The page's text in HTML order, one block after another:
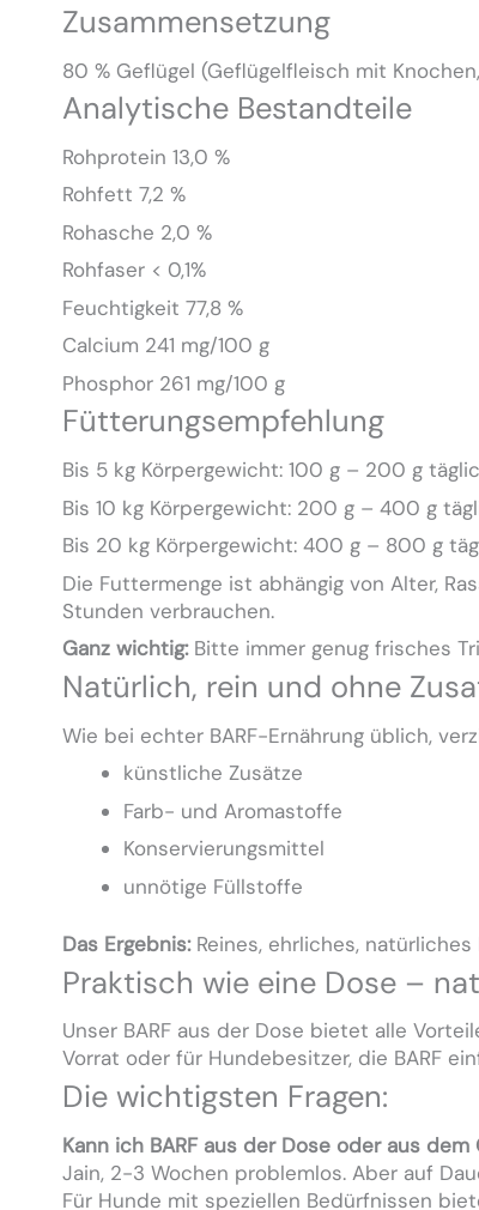
Zusammensetzung
80 % Geflügel (Geflügelfleisch mit
Analytische Bestandteile
Rohprotein 13,0 %
Rohfett 7,2 %
Rohasche 2,0 %
Rohfaser < 0,1%
Feuchtigkeit 77,8 %
Calcium 241 mg/100 g
Phosphor 261 mg/100 g
Fütterungsempfehlung
Bis 5 kg Körpergewicht: 100 g – 200 g
Bis 10 kg Körpergewicht: 200 g – 400 g
Bis 20 kg Körpergewicht: 400 g – 800 g
Die Futtermenge ist abhängig von Alter,
Stunden verbrauchen.
Ganz wichtig:Bitte immer genug frisches
Natürlich, rein und ohne
Wie bei echter BARF-Ernährung üblich,
künstliche Zusätze
Farb- und Aromastoffe
Konservierungsmittel
unnötige Füllstoffe
Das Ergebnis:Reines, ehrliches,
Praktisch wie eine Dose –
Unser BARF aus der Dose bietet alle
Vorrat oder für Hundebesitzer, die BARF
Die wichtigsten Fragen:
Kann ich BARF aus der Dose oder aus
Jain, 2-3 Wochen problemlos. Aber auf
Für Hunde mit speziellen Bedürfnissen